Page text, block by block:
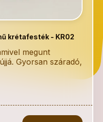
krétafesték - KR02
megunt
Gyorsan száradó,